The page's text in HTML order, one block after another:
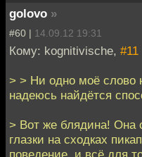
golovo »
#60 | 14.09.12 19:31
Кому: kognitivische, #11
> > Ни одно моё слово
надеюсь найдётся
> Вот же блядина! Она
глазки на сходках